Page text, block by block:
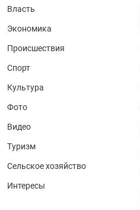
Власть
Экономика
Происшествия
Спорт
Культура
Фото
Видео
Туризм
Сельское хозяйство
Интересы